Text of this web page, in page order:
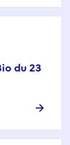
du 23